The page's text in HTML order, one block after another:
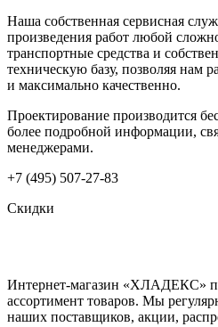
Наша собственная сервисная
произведения работ любой
транспортные средства и
техническую базу, позволяя нам
и максимально качественно.
Проектирование производится
более подробной информации,
менеджерами.
+7 (495) 507-27-83
Скидки
Интернет-магазин «ХЛАДЕКС»
ассортимент товаров. Мы
наших поставщиков, акции,